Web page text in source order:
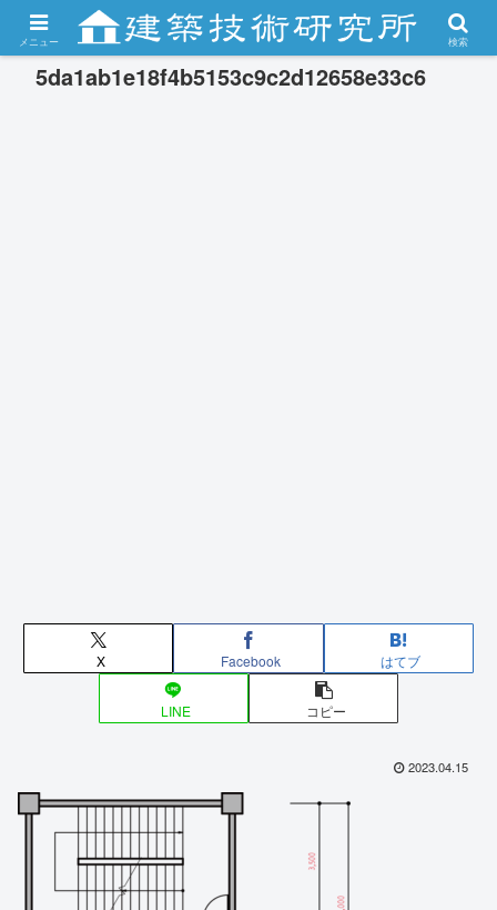
5da1ab1e18f4b5153c9c2d12658e33c6
X Facebook はてブ
LINE コピー
2023.04.15
メニュー 検索